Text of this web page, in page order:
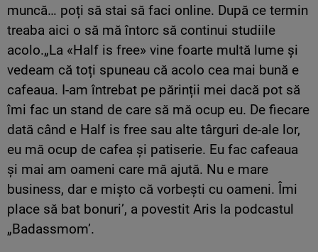
muncă… poți să stai să faci online. După ce termin
treaba aici o să mă întorc să continui studiile
acolo.„La «Half is free» vine foarte multă lume și
vedeam că toți spuneau că acolo cea mai bună e
cafeaua. I-am întrebat pe părinții mei dacă pot să
îmi fac un stand de care să mă ocup eu. De fiecare
dată când e Half is free sau alte târguri de-ale lor,
eu mă ocup de cafea și patiserie. Eu fac cafeaua
și mai am oameni care mă ajută. Nu e mare
business, dar e mișto că vorbești cu oameni. Îmi
place să bat bonuri’, a povestit Aris la podcastul
„Badassmom’.